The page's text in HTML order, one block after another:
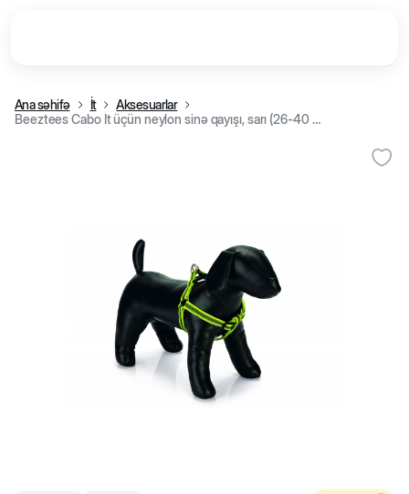
Ana səhifə İt
Aksesuarlar
Beeztees Cabo İt üçün neylon sinə qayışı, sarı (26-40 sm/10 mm)